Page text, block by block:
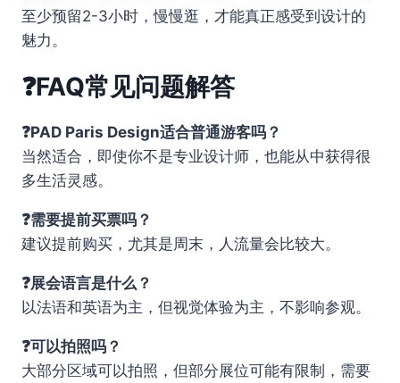
至少预留2-3小时，慢慢逛，才能真正感受到设计的
魅力。
❓FAQ常见问题解答
❓PAD Paris Design适合普通游客吗？
当然适合，即使你不是专业设计师，也能从中获得很
多生活灵感。
❓需要提前买票吗？
建议提前购买，尤其是周末，人流量会比较大。
❓展会语言是什么？
以法语和英语为主，但视觉体验为主，不影响参观。
❓可以拍照吗？
大部分区域可以拍照，但部分展位可能有限制，需要